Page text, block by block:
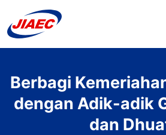
Berbagi
dengan Adik-adik
dan